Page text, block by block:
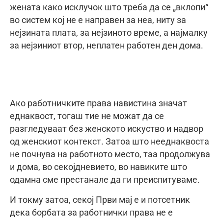
жената како исклучок што треба да се „вклопи“
во систем кој не е направен за неа, ниту за
нејзината плата, за нејзиното време, а најмалку
за нејзиниот втор, неплатен работен ден дома.
Ако работничките права навистина значат
еднаквост, тогаш тие не можат да се
разгледуваат без женското искуство и надвор
од женскиот контекст. Затоа што нееднаквоста
не почнува на работното место, таа продолжува
и дома, во секојдневието, во навиките што
одамна сме престанале да ги преиспитуваме.
И токму затоа, секој Први мај е и потсетник
дека борбата за работнички права не е